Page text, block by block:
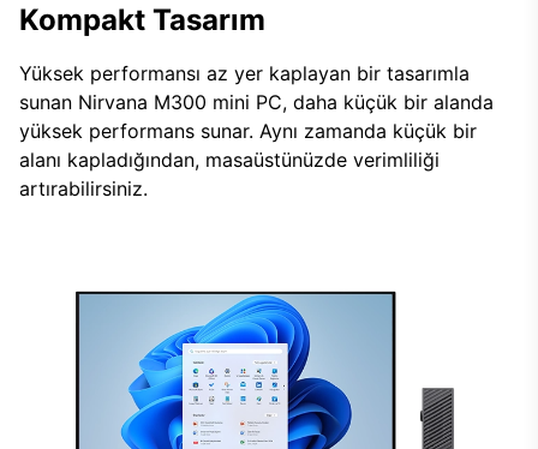
Kompakt Tasarım
Yüksek performansı az yer kaplayan bir tasarımla
sunan Nirvana M300 mini PC, daha küçük bir alanda
yüksek performans sunar. Aynı zamanda küçük bir
alanı kapladığından, masaüstünüzde verimliliği
artırabilirsiniz.